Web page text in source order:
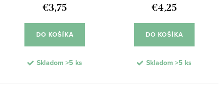
€3,75
DO KOŠÍKA
Skladom >5 ks
€4,25
DO KOŠÍKA
Skladom >5 ks